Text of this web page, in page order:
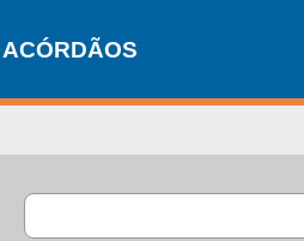
ACÓRDÃOS